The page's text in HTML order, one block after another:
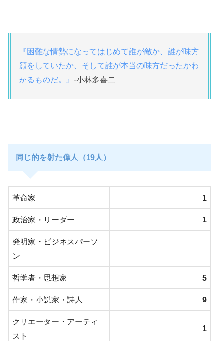
『困難な情勢になってはじめて誰が敵か、誰が味方
顔をしていたか、そして誰が本当の味方だったかわ
かるものだ。』 -小林多喜二
同じ的を射た偉人（19人）
革命家 1
政治家・リーダー 1
発明家・ビジネスパーソ
ン
哲学者・思想家 5
作家・小説家・詩人 9
クリエーター・アーティ
スト
1